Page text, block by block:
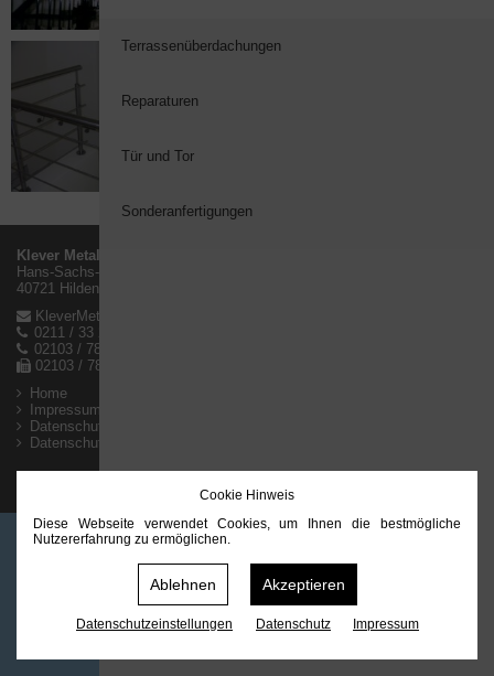
Klever Metallbau GmbH
Hans-Sachs-Str.8
40721 Hilden
KleverMetall@t-online.de
0211 / 33 21 86
02103 / 7891998
02103 / 7891996
Home
Impressum
Datenschutz
Datenschutz­einstellungen
Terrassenüberdachungen
Reparaturen
Tür und Tor
Sonderanfertigungen
Cookie Hinweis
Diese Webseite verwendet Cookies, um Ihnen die bestmögliche
Nutzererfahrung zu ermöglichen.
Ablehnen Akzeptieren
Datenschutz­einstellungen Datenschutz Impressum